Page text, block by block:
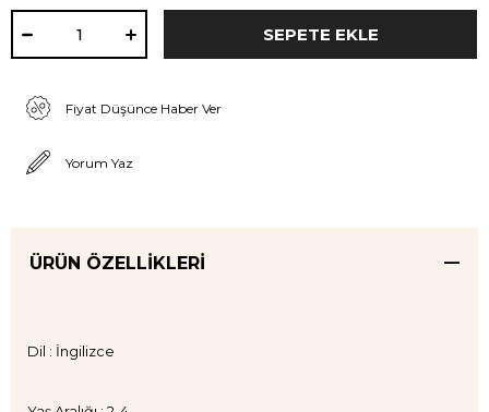
Fiyat Düşünce Haber Ver
Yorum Yaz
ÜRÜN ÖZELLIKLERI
Dil : İngilizce